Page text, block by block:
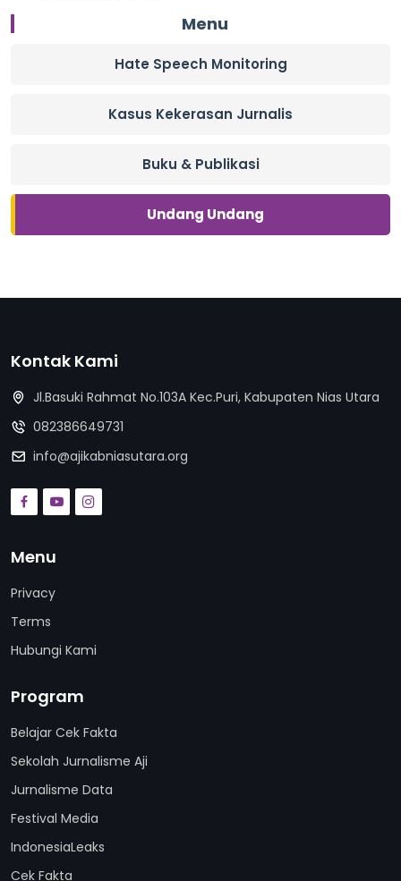
Menu
Hate Speech Monitoring
Kasus Kekerasan Jurnalis
Buku & Publikasi
Undang Undang
Kontak Kami
Jl.Basuki Rahmat No.103A Kec.Puri, Kabupaten Nias Utara
082386649731
info@ajikabniasutara.org
Menu
Privacy
Terms
Hubungi Kami
Program
Belajar Cek Fakta
Sekolah Jurnalisme Aji
Jurnalisme Data
Festival Media
IndonesiaLeaks
Cek Fakta